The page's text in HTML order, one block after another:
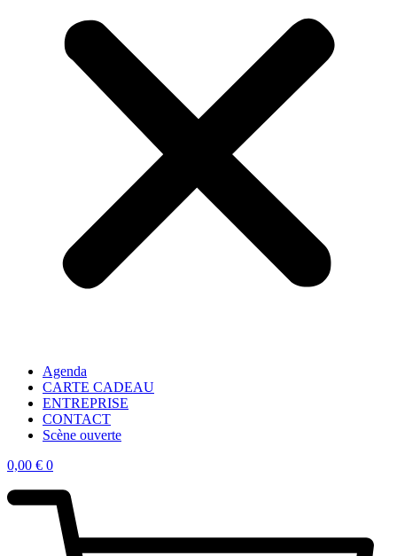
Agenda
CARTE CADEAU
ENTREPRISE
CONTACT
Scène ouverte
0,00 € 0